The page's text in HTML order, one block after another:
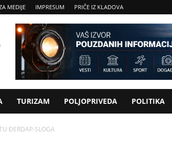
MEDIJE IMPRESUM PRIČE IZ KLADOVA
TURIZAM POLJOPRIVEDA POLITIKA
ĐERDAP-SLOGA